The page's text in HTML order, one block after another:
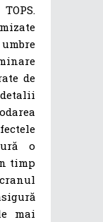
de
o
timp
mai